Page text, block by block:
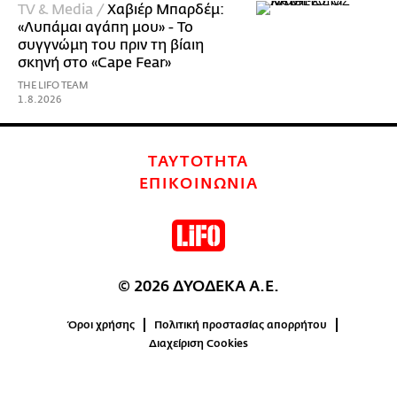
TV & Media /Χαβιέρ Μπαρδέμ:
«Λυπάμαι αγάπη μου» - Το
συγγνώμη του πριν τη βίαιη
σκηνή στο «Cape Fear»
THE LIFO TEAM
1.8.2026
ΤΑΥΤΟΤΗΤΑ
ΕΠΙΚΟΙΝΩΝΙΑ
© 2026 ΔΥΟΔΕΚΑ Α.Ε.
Όροι χρήσης
Πολιτική προστασίας απορρήτου
Διαχείριση Cookies